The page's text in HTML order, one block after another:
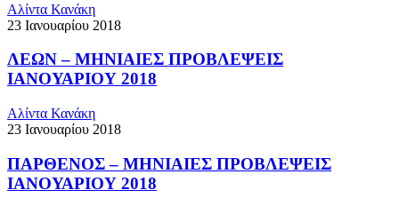
Αλίντα Κανάκη
23 Ιανουαρίου 2018
ΛΕΩΝ – ΜΗΝΙΑΙΕΣ ΠΡΟΒΛΕΨΕΙΣ
ΙΑΝΟΥΑΡΙΟΥ 2018
Αλίντα Κανάκη
23 Ιανουαρίου 2018
ΠΑΡΘΕΝΟΣ – ΜΗΝΙΑΙΕΣ ΠΡΟΒΛΕΨΕΙΣ
ΙΑΝΟΥΑΡΙΟΥ 2018